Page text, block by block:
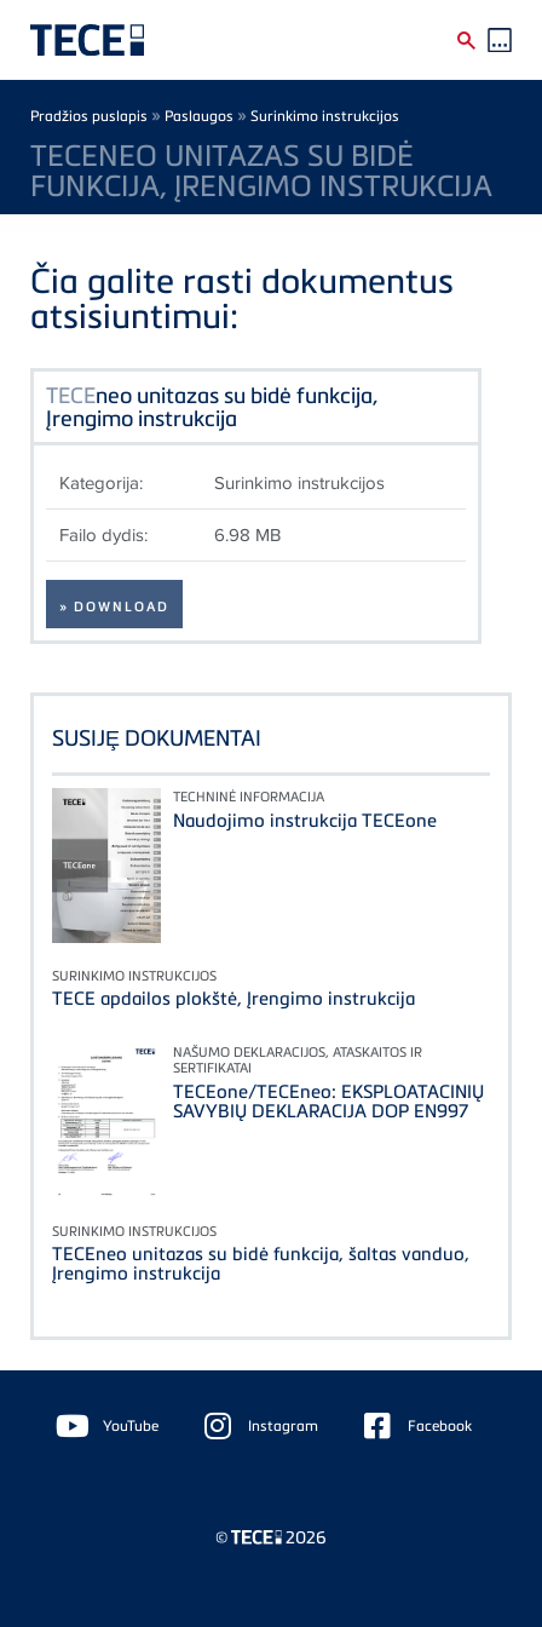
Breadcrumb
Pradžios puslapis » Paslaugos » Surinkimo instrukcijos
TECENEO UNITAZAS SU BIDĖ
FUNKCIJA, ĮRENGIMO INSTRUKCIJA
Čia galite rasti dokumentus
atsisiuntimui:
TECEneo unitazas su bidė funkcija,
Įrengimo instrukcija
Kategorija: Surinkimo instrukcijos
Failo dydis: 6.98 MB
» DOWNLOAD
SUSIJȨ DOKUMENTAI
TECHNINĖ INFORMACIJA
Naudojimo instrukcija TECEone
SURINKIMO INSTRUKCIJOS
TECE apdailos plokštė, Įrengimo instrukcija
NAŠUMO DEKLARACIJOS, ATASKAITOS IR
SERTIFIKATAI
TECEone/TECEneo: EKSPLOATACINIŲ
SAVYBIŲ DEKLARACIJA DOP EN997
SURINKIMO INSTRUKCIJOS
TECEneo unitazas su bidė funkcija, šaltas vanduo,
Įrengimo instrukcija
Floating
Sidebar YouTube Instagram Facebook
© 2026